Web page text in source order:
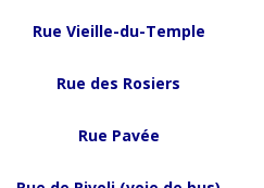
Rue Vieille-du-Temple
Rue des Rosiers
Rue Pavée